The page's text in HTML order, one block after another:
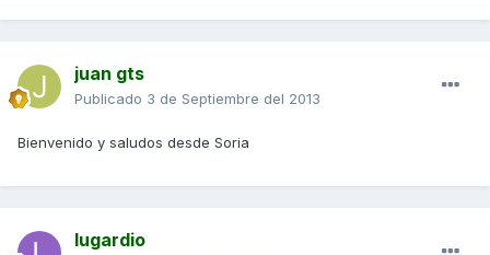
juan gts
Publicado 3 de Septiembre del 2013
Bienvenido y saludos desde Soria
lugardio